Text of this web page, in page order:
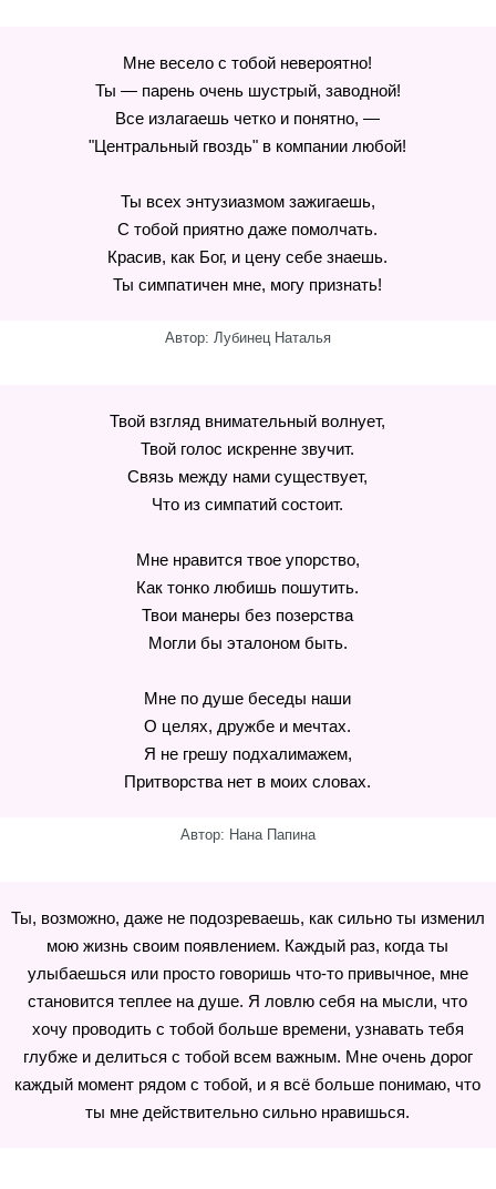
Мне весело с тобой невероятно!
Ты — парень очень шустрый, заводной!
Все излагаешь четко и понятно, —
"Центральный гвоздь" в компании любой!
Ты всех энтузиазмом зажигаешь,
С тобой приятно даже помолчать.
Красив, как Бог, и цену себе знаешь.
Ты симпатичен мне, могу признать!
Автор: Лубинец Наталья
Твой взгляд внимательный волнует,
Твой голос искренне звучит.
Связь между нами существует,
Что из симпатий состоит.
Мне нравится твое упорство,
Как тонко любишь пошутить.
Твои манеры без позерства
Могли бы эталоном быть.
Мне по душе беседы наши
О целях, дружбе и мечтах.
Я не грешу подхалимажем,
Притворства нет в моих словах.
Автор: Нана Папина
Ты, возможно, даже не подозреваешь, как сильно ты изменил
мою жизнь своим появлением. Каждый раз, когда ты
улыбаешься или просто говоришь что-то привычное, мне
становится теплее на душе. Я ловлю себя на мысли, что
хочу проводить с тобой больше времени, узнавать тебя
глубже и делиться с тобой всем важным. Мне очень дорог
каждый момент рядом с тобой, и я всё больше понимаю, что
ты мне действительно сильно нравишься.